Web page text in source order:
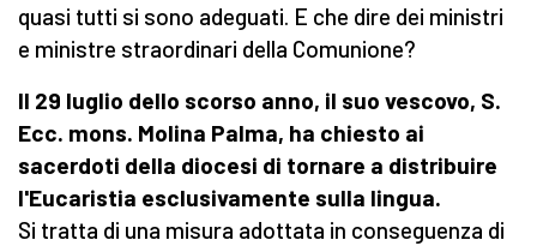
quasi tutti si sono adeguati. E che dire dei ministri
e ministre straordinari della Comunione?
Il 29 luglio dello scorso anno, il suo vescovo, S.
Ecc. mons. Molina Palma, ha chiesto ai
sacerdoti della diocesi di tornare a distribuire
l'Eucaristia esclusivamente sulla lingua.
Si tratta di una misura adottata in conseguenza di